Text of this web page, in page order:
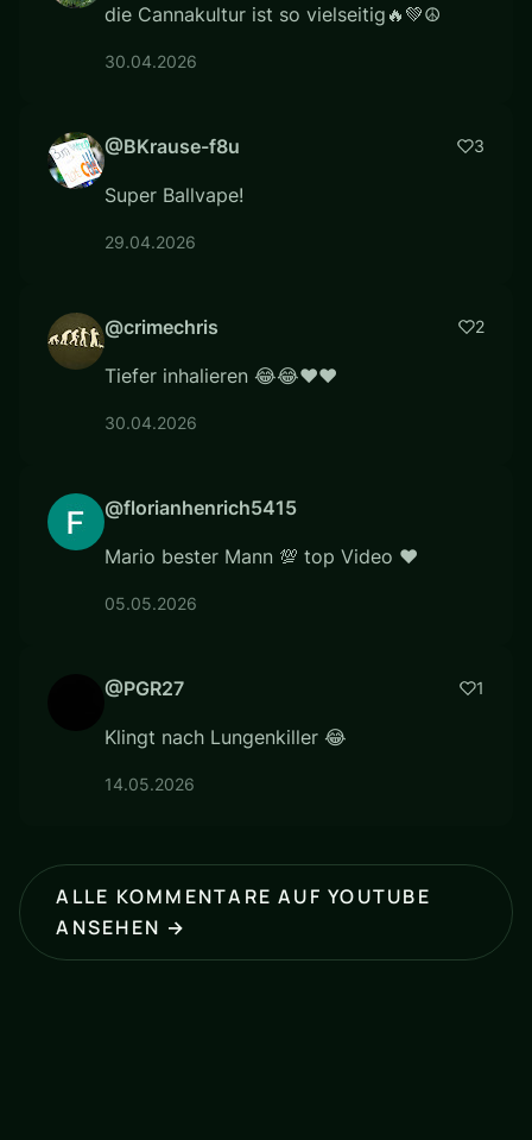
die Cannakultur ist so vielseitig🔥💚☮️
30.04.2026
@BKrause-f8u 3
Super Ballvape!
29.04.2026
@crimechris 2
Tiefer inhalieren 😂😂❤❤
30.04.2026
@florianhenrich5415
Mario bester Mann 💯 top Video ❤
05.05.2026
@PGR27 1
Klingt nach Lungenkiller 😂
14.05.2026
ALLE KOMMENTARE AUF YOUTUBE
ANSEHEN →